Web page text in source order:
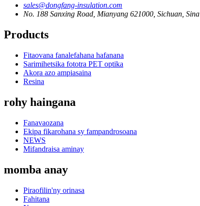
sales@dongfang-insulation.com
No. 188 Sanxing Road, Mianyang 621000, Sichuan, Sina
Products
Fitaovana fanalefahana hafanana
Sarimihetsika fototra PET optika
Akora azo ampiasaina
Resina
rohy haingana
Fanavaozana
Ekipa fikarohana sy fampandrosoana
NEWS
Mifandraisa aminay
momba anay
Piraofilin'ny orinasa
Fahitana